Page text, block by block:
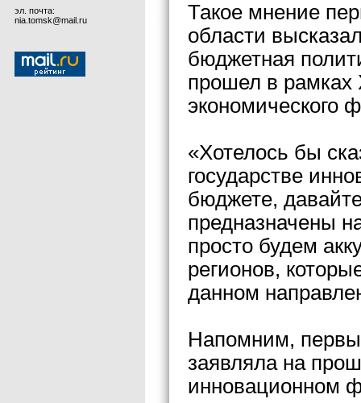
эл. почта:
nia.tomsk@mail.ru
Такое мнение
области
бюджетная
прошел в рамках
экономического
«Хотелось бы
государстве
бюджете,
предназначены
просто будем
регионов,
данном
Напомним,
заявляла на
инновационном